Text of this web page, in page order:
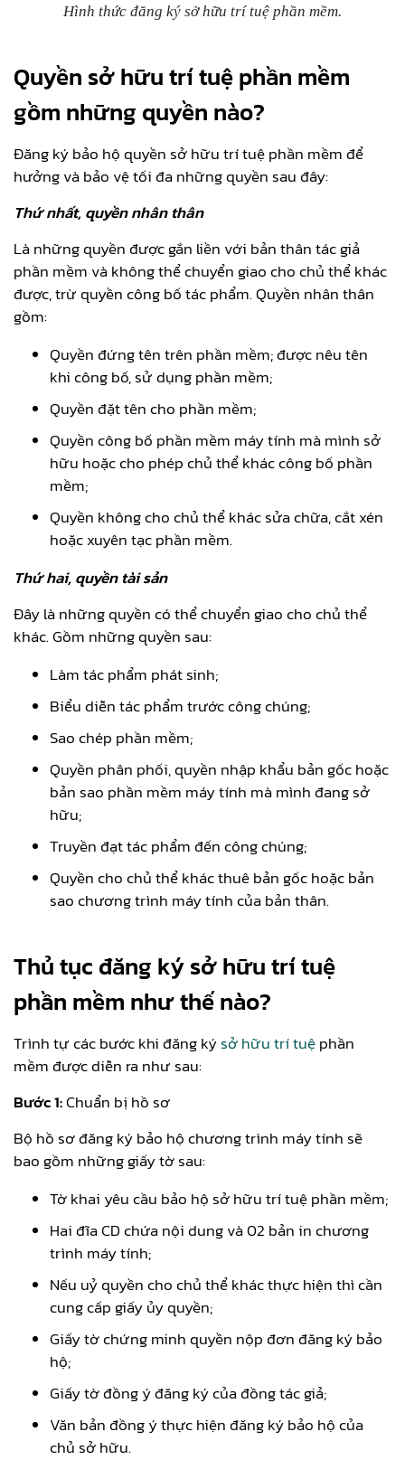
Hình thức đăng ký sở hữu trí tuệ phần mềm.
Quyền sở hữu trí tuệ phần mềm
gồm những quyền nào?
Đăng ký bảo hộ quyền sở hữu trí tuệ phần mềm để
hưởng và bảo vệ tối đa những quyền sau đây:
Thứ nhất, quyền nhân thân
Là những quyền được gắn liền với bản thân tác giả
phần mềm và không thể chuyển giao cho chủ thể khác
được, trừ quyền công bố tác phẩm. Quyền nhân thân
gồm:
Quyền đứng tên trên phần mềm; được nêu tên
khi công bố, sử dụng phần mềm;
Quyền đặt tên cho phần mềm;
Quyền công bố phần mềm máy tính mà mình sở
hữu hoặc cho phép chủ thể khác công bố phần
mềm;
Quyền không cho chủ thể khác sửa chữa, cắt xén
hoặc xuyên tạc phần mềm.
Thứ hai, quyền tài sản
Đây là những quyền có thể chuyển giao cho chủ thể
khác. Gồm những quyền sau:
Làm tác phẩm phát sinh;
Biểu diễn tác phẩm trước công chúng;
Sao chép phần mềm;
Quyền phân phối, quyền nhập khẩu bản gốc hoặc
bản sao phần mềm máy tính mà mình đang sở
hữu;
Truyền đạt tác phẩm đến công chúng;
Quyền cho chủ thể khác thuê bản gốc hoặc bản
sao chương trình máy tính của bản thân.
Thủ tục đăng ký sở hữu trí tuệ
phần mềm như thế nào?
Trình tự các bước khi đăng kýsở hữu trí tuệphần
mềm được diễn ra như sau:
Bước 1:Chuẩn bị hồ sơ
Bộ hồ sơ đăng ký bảo hộ chương trình máy tính sẽ
bao gồm những giấy tờ sau:
Tờ khai yêu cầu bảo hộ sở hữu trí tuệ phần mềm;
Hai đĩa CD chứa nội dung và 02 bản in chương
trình máy tính;
Nếu uỷ quyền cho chủ thể khác thực hiện thì cần
cung cấp giấy ủy quyền;
Giấy tờ chứng minh quyền nộp đơn đăng ký bảo
hộ;
Giấy tờ đồng ý đăng ký của đồng tác giả;
Văn bản đồng ý thực hiện đăng ký bảo hộ của
chủ sở hữu.